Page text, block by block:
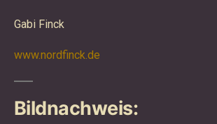
Gabi Finck
www.nordfinck.de
Bildnachweis: